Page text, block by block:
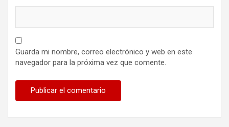
Guarda mi nombre, correo electrónico y web en este
navegador para la próxima vez que comente.